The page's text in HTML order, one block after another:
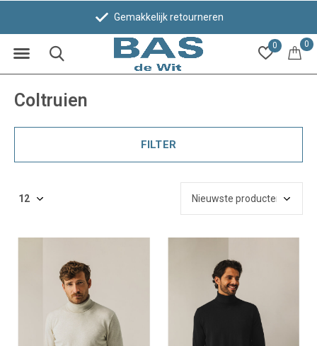
0 0
Gemakkelijk retourneren
Coltruien
FILTER